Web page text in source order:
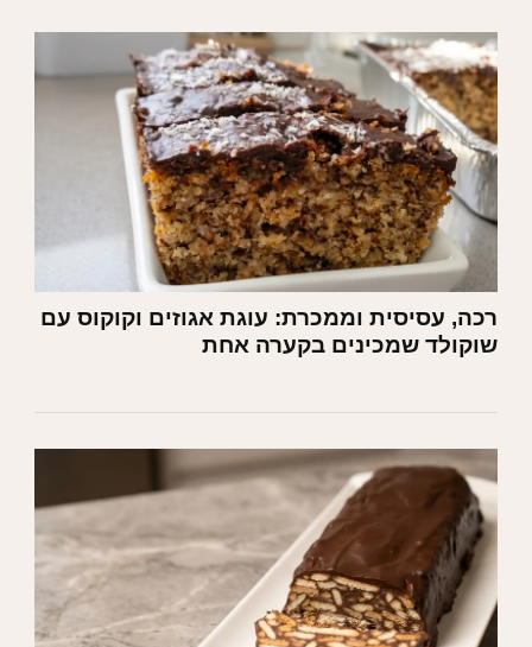
רכה, עסיסית וממכרת: עוגת אגוזים וקוקוס עם
שוקולד שמכינים בקערה אחת